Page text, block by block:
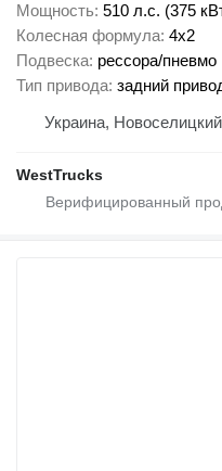
Мощность 510 л.с. (375
Колесная формула 4x2
Подвеска рессора/пневмо
Тип привода задний
Украина,
WestTrucks